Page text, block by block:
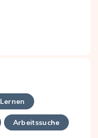
Arbeitssuche